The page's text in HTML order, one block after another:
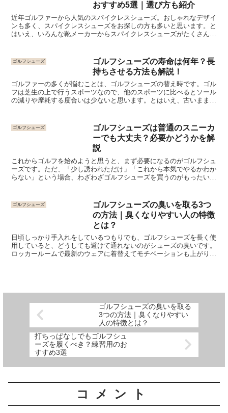
おすすめ5選｜選び方も紹介
近年ゴルファーから人気のスパイクレスシューズ。おしゃれなデザイ
ンも多く、スパイクレスシューズをお探しの方も多いと思います。と
はいえ、いろんな靴メーカーからスパイクレスシューズがたくさん販
ゴルフシューズ
ゴルフシューズの寿命は何年？長
持ちさせる方法も解説！
ゴルファーの多くが悩むことは、ゴルフシューズの替え時です。ゴル
フは芝生の上で行うスポーツなので、他のスポーツに比べるとソール
の減りや摩耗する度合いは少ないと思います。とはいえ、古いままの
ゴルフシューズ
ゴルフシューズは普通のスニーカ
ーでも大丈夫？必要かどうかを解
説
これからゴルフを始めようと思うと、まず必要になるのがゴルフシュ
ーズです。ただ、「少し誘われただけ」「これから本気でやるかわか
らない」という場合、わざわざゴルフシューズを買うのがもったいな
ゴルフシューズ
ゴルフシューズの臭いを取る3つ
の方法｜臭くなりやすい人の特徴
とは？
日頃しっかり手入れをしているつもりでも、ゴルフシューズを長く使
用していると、どうしても避けて通れないのがシューズの臭いです。
ロッカールームで最新のウェアに着替えてモチベーションも上がり、
ゴルフシューズの臭いを取る
3つの方法｜臭くなりやすい
人の特徴とは？
打ちっぱなしでもゴルフシュ
ーズを履くべき？練習用のお
すすめ3選
コメント